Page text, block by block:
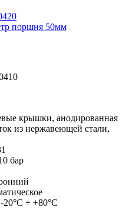
поршня 50мм
крышки, анодированная
из нержавеющей стали,
бар
-20°C ÷ +80°C